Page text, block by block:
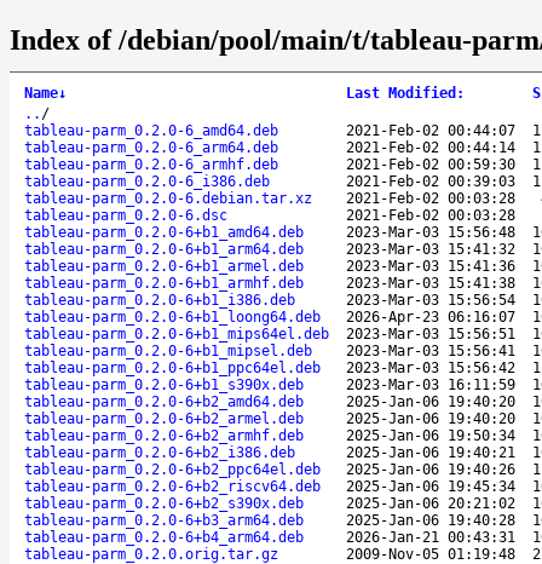
Index of /debian/pool/main/t/tableau-
Name↓ Last Modified :
.. /
tableau-parm_0.2.0-6_amd64.deb
2021-Feb-02 00:44:07
tableau-parm_0.2.0-6_arm64.deb
2021-Feb-02 00:44:14
tableau-parm_0.2.0-6_armhf.deb
2021-Feb-02 00:59:30
tableau-parm_0.2.0-6_i386.deb
2021-Feb-02 00:39:03
tableau-parm_0.2.0-6.debian.tar.xz
2021-Feb-02 00:03:28
tableau-parm_0.2.0-6.dsc
2021-Feb-02 00:03:28
tableau-parm_0.2.0-6+b1_amd64.deb
2023-Mar-03 15:56:48
tableau-parm_0.2.0-6+b1_arm64.deb
2023-Mar-03 15:41:32
tableau-parm_0.2.0-6+b1_armel.deb
2023-Mar-03 15:41:36
tableau-parm_0.2.0-6+b1_armhf.deb
2023-Mar-03 15:41:38
tableau-parm_0.2.0-6+b1_i386.deb
2023-Mar-03 15:56:54
tableau-parm_0.2.0-6+b1_loong64.deb
2026-Apr-23 06:16:07
tableau-parm_0.2.0-6+b1_mips64el.deb
2023-Mar-03 15:56:51
tableau-parm_0.2.0-6+b1_mipsel.deb
2023-Mar-03 15:56:41
tableau-parm_0.2.0-6+b1_ppc64el.deb
2023-Mar-03 15:56:42
tableau-parm_0.2.0-6+b1_s390x.deb
2023-Mar-03 16:11:59
tableau-parm_0.2.0-6+b2_amd64.deb
2025-Jan-06 19:40:20
tableau-parm_0.2.0-6+b2_armel.deb
2025-Jan-06 19:40:20
tableau-parm_0.2.0-6+b2_armhf.deb
2025-Jan-06 19:50:34
tableau-parm_0.2.0-6+b2_i386.deb
2025-Jan-06 19:40:21
tableau-parm_0.2.0-6+b2_ppc64el.deb
2025-Jan-06 19:40:26
tableau-parm_0.2.0-6+b2_riscv64.deb
2025-Jan-06 19:45:34
tableau-parm_0.2.0-6+b2_s390x.deb
2025-Jan-06 20:21:02
tableau-parm_0.2.0-6+b3_arm64.deb
2025-Jan-06 19:40:28
tableau-parm_0.2.0-6+b4_arm64.deb
2026-Jan-21 00:43:31
tableau-parm_0.2.0.orig.tar.gz
2009-Nov-05 01:19:48